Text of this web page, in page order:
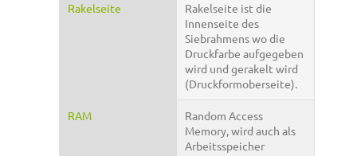
Rakelseite
Rakelseite ist die
Innenseite des
Siebrahmens wo die
Druckfarbe aufgegeben
wird und gerakelt wird
(Druckformoberseite).
RAM
Random Access
Memory, wird auch als
Arbeitsspeicher